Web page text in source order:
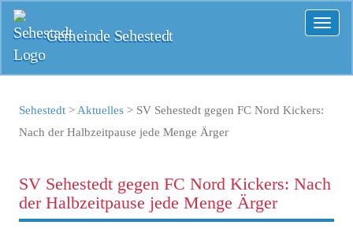
Gemeinde Sehestedt
Sehestedt > Aktuelles > SV Sehestedt gegen FC Nord Kickers:
Nach der Halbzeitpause jede Menge Ärger
SV Sehestedt gegen FC Nord Kickers: Nach
der Halbzeitpause jede Menge Ärger